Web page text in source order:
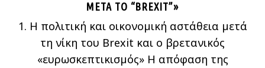
ΜΕΤΆ ΤΟ “BREXIT”»
1. Η πολιτική και οικονομική αστάθεια μετά
τη νίκη του Brexit και ο βρετανικός
«ευρωσκεπτικισμός» H απόφαση της